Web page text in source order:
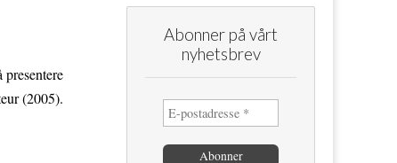
(2005).
Abonner på vårt
nyhetsbrev